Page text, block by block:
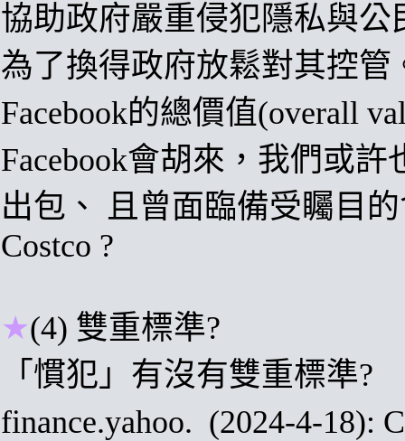
協助政府嚴重侵犯隱私與
為了換得政府放鬆對其控管
Facebook的總價值(overall
Facebook會胡來 ，我們或
出包 、 且曾面臨備受矚目
Costco ?
★(4) 雙重標準?
「慣犯」有沒有雙重標準?
finance.yahoo. (2024-4-18):